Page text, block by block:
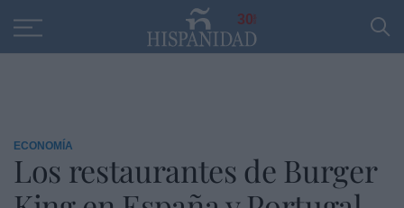
30
ECONOMÍA
Los restaurantes de Burger